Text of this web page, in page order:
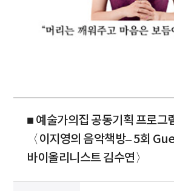
■ 예술가의집 공동기획 프로그
〈이지영의 음악책방– 5회
바이올리니스트 김수연〉